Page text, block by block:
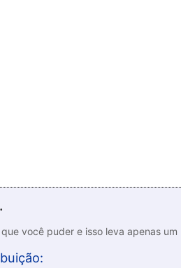
você puder e isso leva apenas